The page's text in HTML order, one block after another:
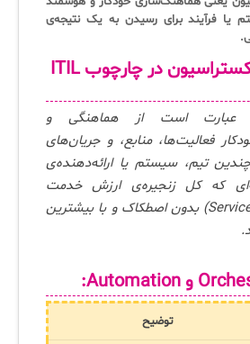
یا فرآیند برای رسیدن به یک نتیجه‌ی
در چارچوب ITIL
عبارت است از هماهنگی و
فعالیت‌ها، منابع، و جریان‌های
تیم، سیستم یا ارائه‌دهنده‌ی
که کل زنجیره‌ی ارزش خدمت
(Service Value Chain) بدون اصطکاک و با بیشترین
توضیح
نقاط پایانی]
اطلاعات برای مراکز آموزشی و دانشگاه‌ها
فناوری اطلاعات
سرویس دسک
تخصصی